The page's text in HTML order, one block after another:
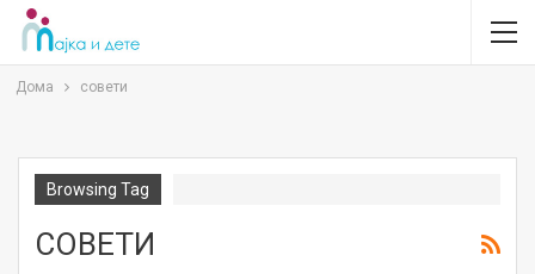
Дома совети
Browsing Tag
СОВЕТИ